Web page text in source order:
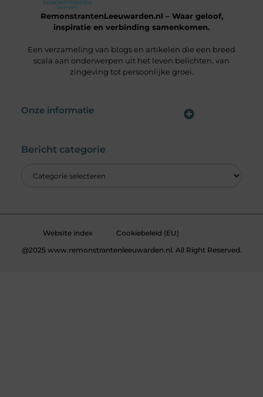
RemonstrantenLeeuwarden.nl – Waar geloof,
inspiratie en verbinding samenkomen.
Een verzameling van blogs en artikelen die een breed
scala aan onderwerpen uit het leven belichten, van
zingeving tot persoonlijke groei.
Onze informatie
Bericht categorie
Website index
Cookiebeleid (EU)
@2025 www.remonstrantenleeuwarden.nl. All Right Reserved.